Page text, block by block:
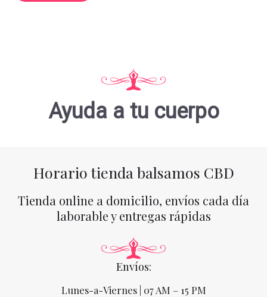
Ayuda a tu cuerpo
Horario tienda balsamos CBD
Tienda online a domicilio, envíos cada día
laborable y entregas rápidas
Envíos:
Lunes-a-Viernes | 07 AM – 15 PM